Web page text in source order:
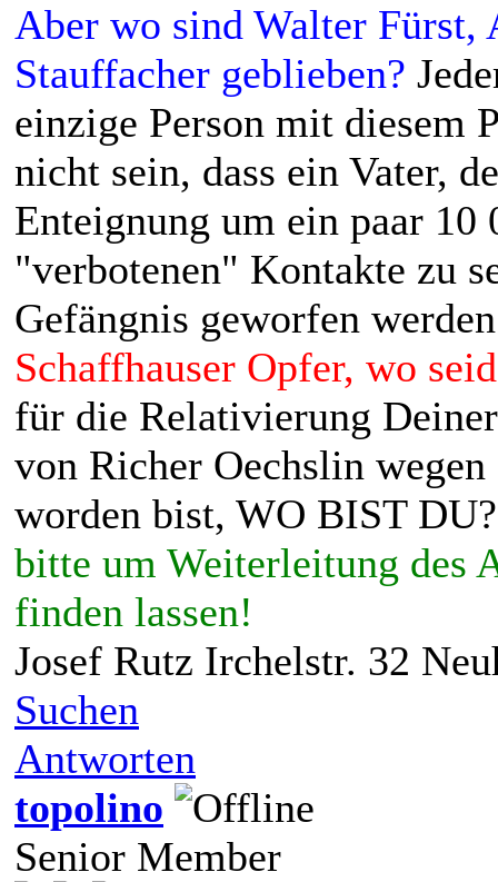
Aber wo sind Walter
Stauffacher geblieben?
einzige Person mit diesem
nicht sein, dass ein Vater,
Enteignung um ein paar
"verbotenen" Kontakte zu
Gefängnis geworfen
Schaffhauser Opfer, wo
für die Relativierung
von Richer Oechslin wegen
worden bist, WO BIST DU?
bitte um Weiterleitung des
finden lassen!
Josef Rutz Irchelstr. 32
Suchen
Antworten
topolino
Senior Member